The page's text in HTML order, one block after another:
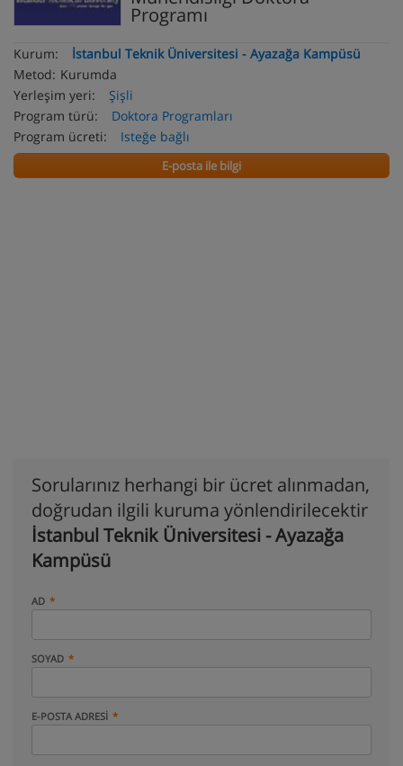
Programı
Kurum:
İstanbul Teknik Üniversitesi - Ayazağa Kampüsü
Metod: Kurumda
Yerleşim yeri:
Şişli
Program türü:
Doktora Programları
Program ücreti:
Isteğe bağlı
E-posta ile bilgi
Sorularınız herhangi bir ücret alınmadan,
doğrudan ilgili kuruma yönlendirilecektir
İstanbul Teknik Üniversitesi - Ayazağa
Kampüsü
AD
SOYAD
E-POSTA ADRESI